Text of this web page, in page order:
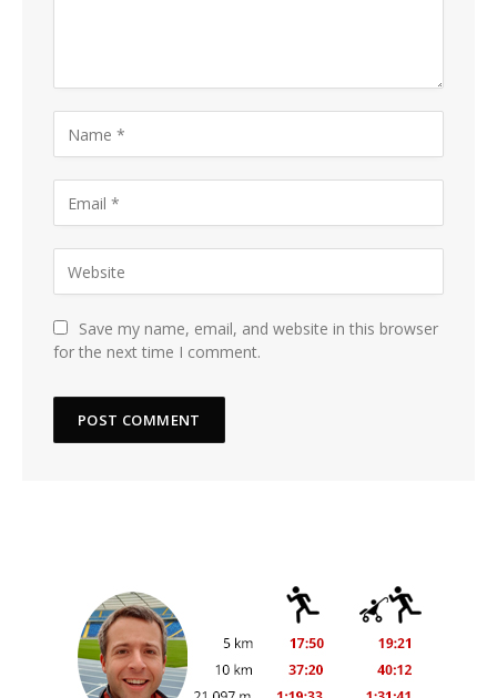
Save my name, email, and website in this browser
for the next time I comment.